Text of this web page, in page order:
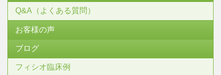
Q&A（よくある質問）
お客様の声
ブログ
フィシオ臨床例